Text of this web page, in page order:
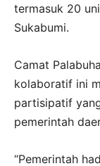
termasuk 20
Sukabumi.
Camat
kolaboratif ini
partisipatif
pemerintah
“Pemerintah